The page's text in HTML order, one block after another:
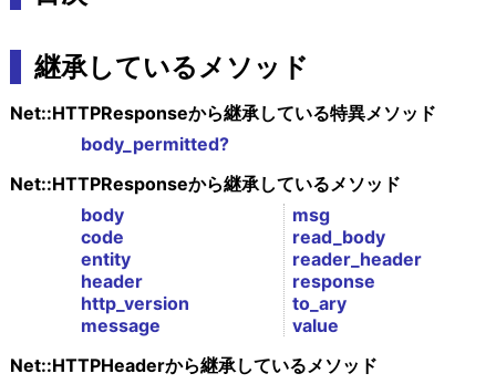
継承しているメソッド
Net::HTTPResponseから継承している特異メソッド
body_permitted?
Net::HTTPResponseから継承しているメソッド
body
code
entity
header
http_version
message
msg
read_body
reader_header
response
to_ary
value
Net::HTTPHeaderから継承しているメソッド